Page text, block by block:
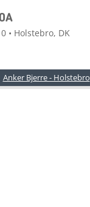
• Holstebro, DK
Anker Bjerre - Holstebro